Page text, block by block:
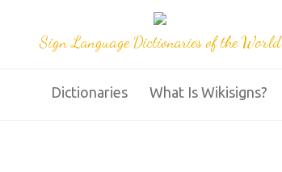
Sign Language Dictionaries of the World
Dictionaries What Is Wikisigns?